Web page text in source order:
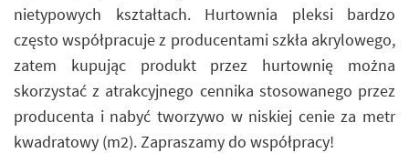
nietypowych kształtach. Hurtownia pleksi bardzo
często współpracuje z producentami szkła akrylowego,
zatem kupując produkt przez hurtownię można
skorzystać z atrakcyjnego cennika stosowanego przez
producenta i nabyć tworzywo w niskiej cenie za metr
kwadratowy (m2). Zapraszamy do współpracy!